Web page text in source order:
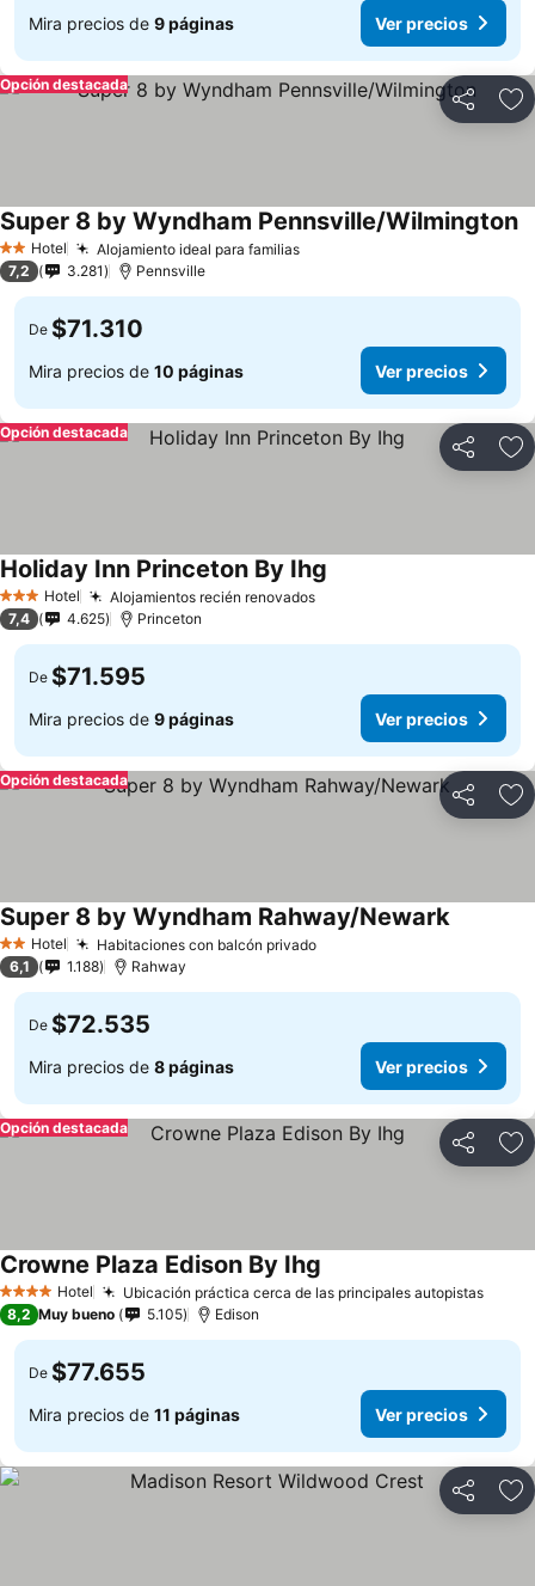
Mira precios de 9 páginas Ver precios
Compartir
Opción destacada
2 Estrellas
Hotel Alojamiento ideal para familias
Super 8 by Wyndham Pennsville/Wilmington
7,2 3.281 Pennsville
De $71.310
Mira precios de 10 páginas Ver precios
Compartir
Opción destacada
3 Estrellas
Hotel Alojamientos recién renovados
Holiday Inn Princeton By Ihg
7,4 4.625 Princeton
De $71.595
Mira precios de 9 páginas Ver precios
Compartir
Opción destacada
2 Estrellas
Hotel Habitaciones con balcón privado
Super 8 by Wyndham Rahway/Newark
6,1 1.188 Rahway
De $72.535
Mira precios de 8 páginas Ver precios
Compartir
Opción destacada
4 EstrellasHotel Ubicación práctica cerca de las principales autopistas
Crowne Plaza Edison By Ihg
8,2 Muy bueno 5.105 Edison
De $77.655
Mira precios de 11 páginas Ver precios
Compartir